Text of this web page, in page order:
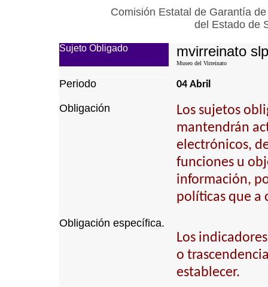
Comisión Estatal de Garantía
del Estado de
Sujeto Obligado mvirreinato slp
Museo del Virreinato
Periodo 04 Abril
Obligación
Los sujetos
mantendrán
electrónicos,
funciones u
información,
políticas que a
Obligación específica.
Los
o
establecer.